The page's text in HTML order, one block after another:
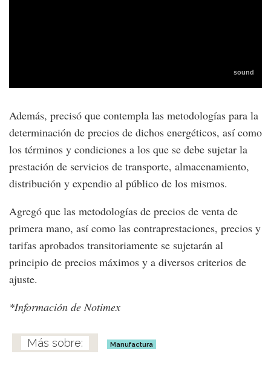
Además, precisó que contempla las metodologías para la
determinación de precios de dichos energéticos, así como
los términos y condiciones a los que se debe sujetar la
prestación de servicios de transporte, almacenamiento,
distribución y expendio al público de los mismos.
Agregó que las metodologías de precios de venta de
primera mano, así como las contraprestaciones, precios y
tarifas aprobados transitoriamente se sujetarán al
principio de precios máximos y a diversos criterios de
ajuste.
*Información de Notimex
Manufactura